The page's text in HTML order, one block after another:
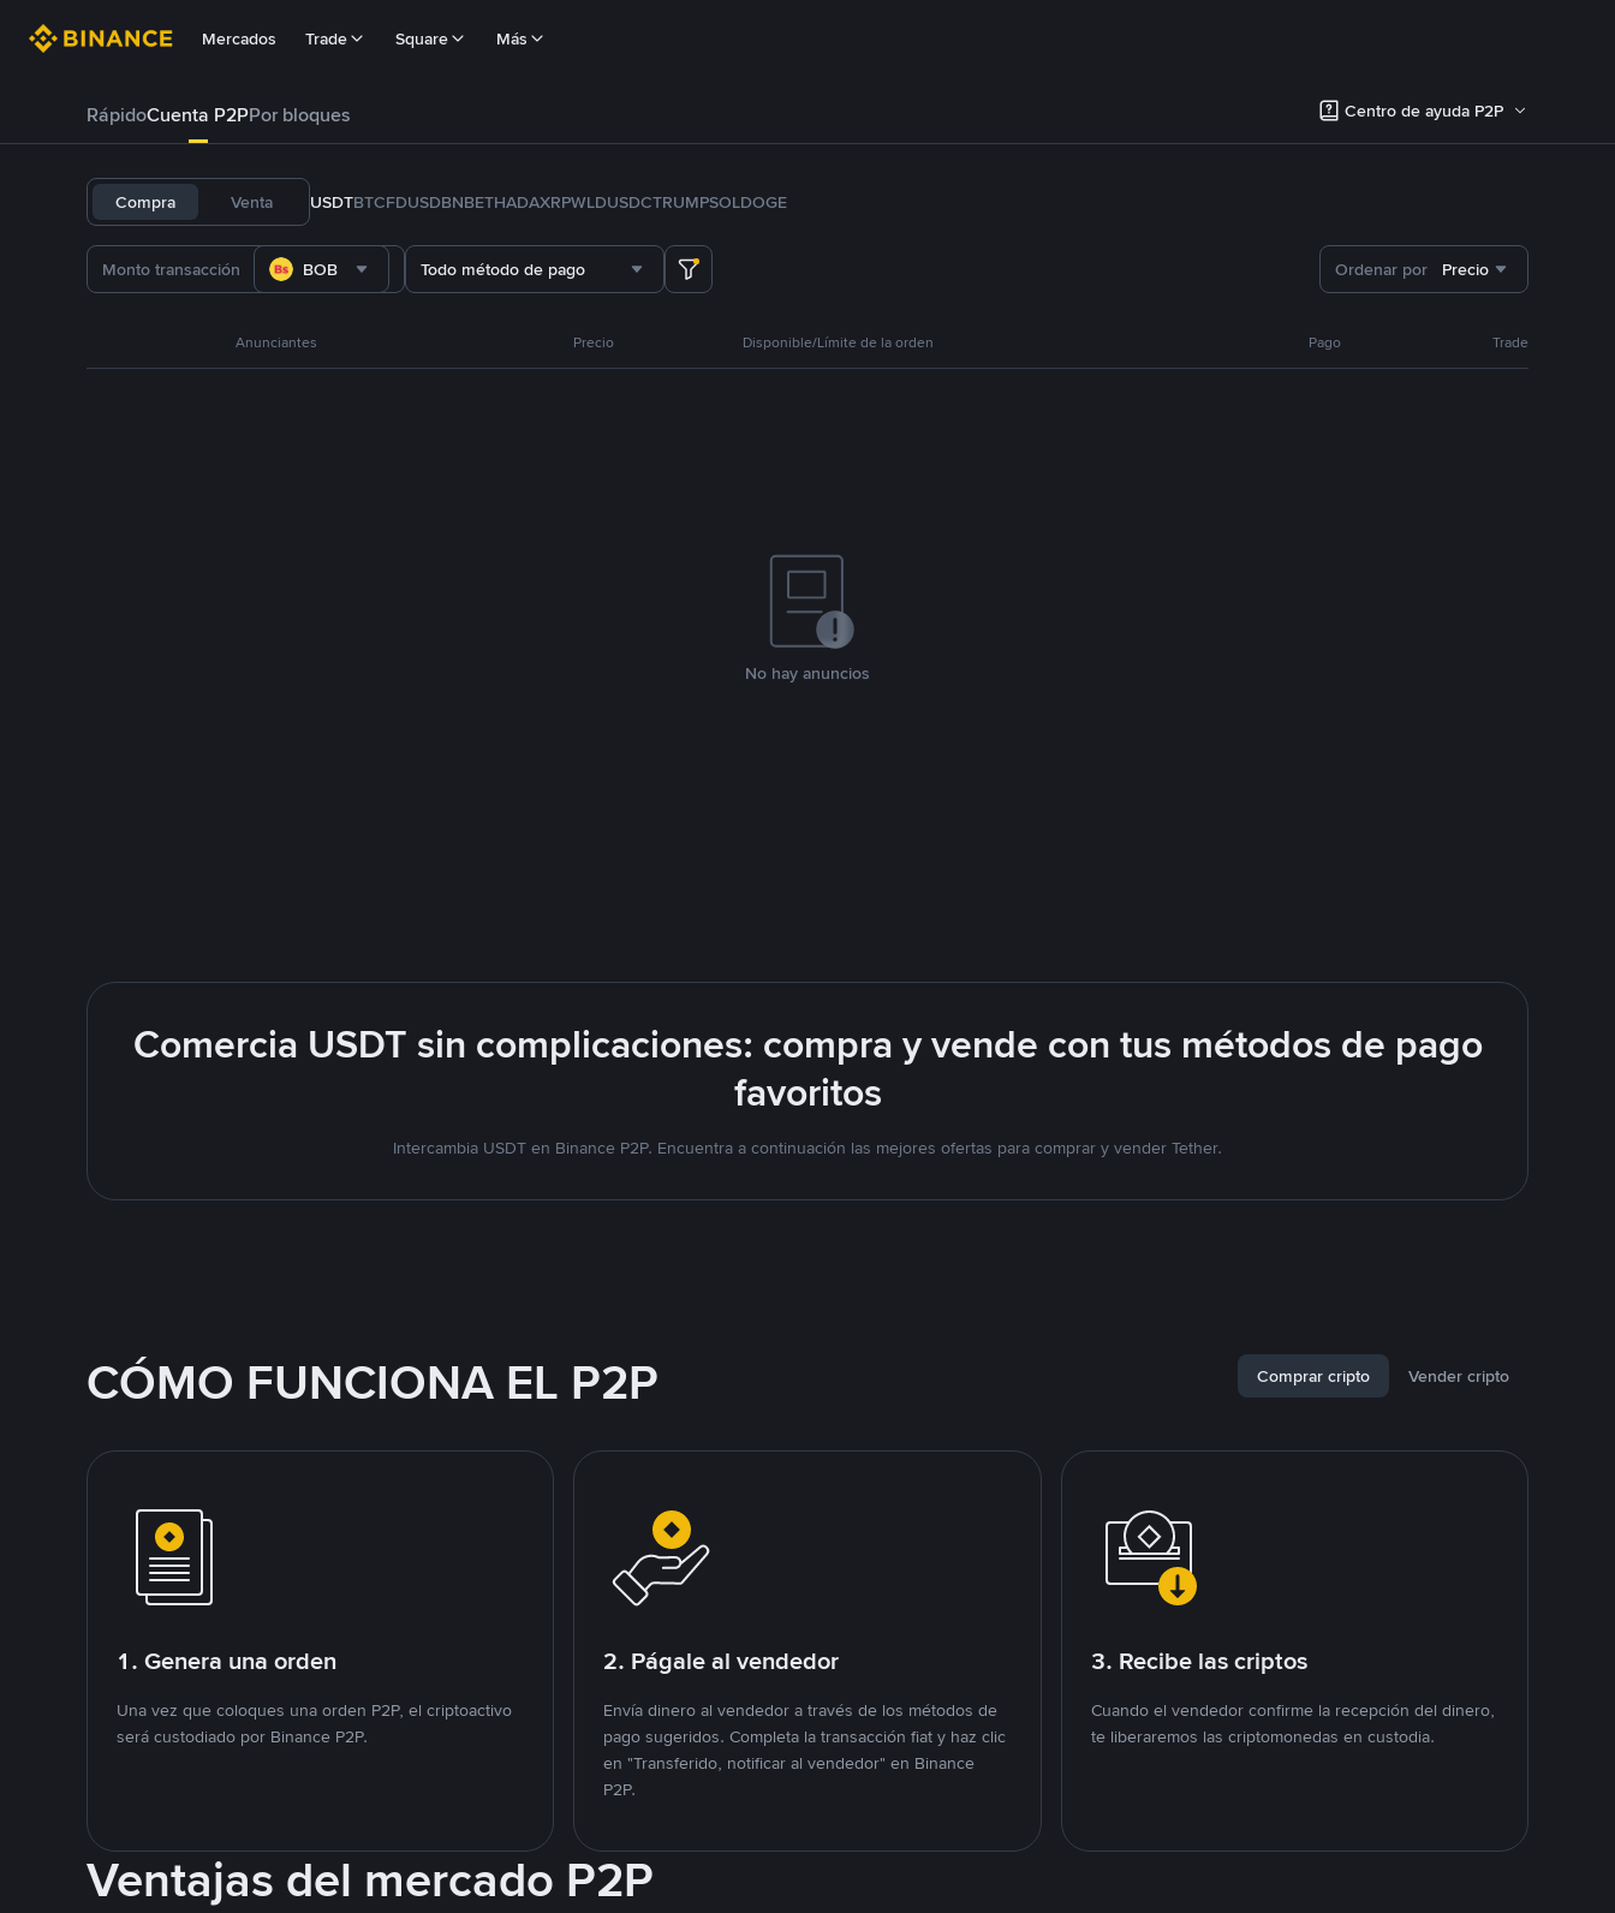
Mercados Trade Square Más
RápidoCuenta P2PPor bloques Centro de ayuda P2P
Compra Venta USDTBTCFDUSDBNBETHADAXRPWLDUSDCTRUMPSOLDOGE
BOB Todo método de pago Ordenar por Precio
Anunciantes Precio Disponible/Límite de la orden Pago Trade
No hay anuncios
Comercia USDT sin complicaciones: compra y vende con tus métodos de pago
favoritos
Intercambia USDT en Binance P2P. Encuentra a continuación las mejores ofertas para comprar y vender Tether.
CÓMO FUNCIONA EL P2P Comprar cripto Vender cripto
1. Genera una orden
Una vez que coloques una orden P2P, el criptoactivo
será custodiado por Binance P2P.
2. Págale al vendedor
Envía dinero al vendedor a través de los métodos de
pago sugeridos. Completa la transacción fiat y haz clic
en "Transferido, notificar al vendedor" en Binance
P2P.
3. Recibe las criptos
Cuando el vendedor confirme la recepción del dinero,
te liberaremos las criptomonedas en custodia.
Ventajas del mercado P2P